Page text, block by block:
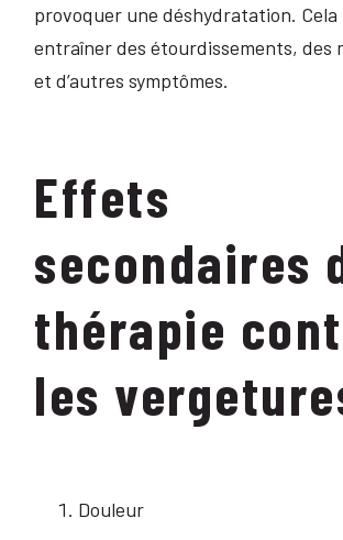
provoquer une déshydratation. Cela
entraîner des étourdissements, des
et d’autres symptômes.
Effets
secondaires
thérapie
les
Douleur